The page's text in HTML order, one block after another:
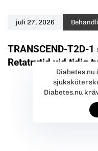
juli 27, 2026
TRANSCEND-T2D-
Retatrutid vid tidig
Diabetes.nu